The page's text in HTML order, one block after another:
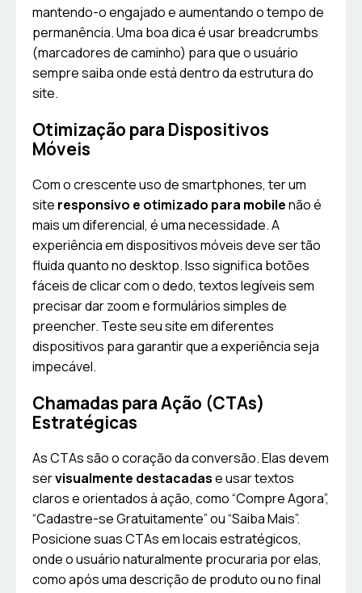
mantendo-o engajado e aumentando o tempo de
permanência. Uma boa dica é usar breadcrumbs
(marcadores de caminho) para que o usuário
sempre saiba onde está dentro da estrutura do
site.
Otimização para Dispositivos
Móveis
Com o crescente uso de smartphones, ter um
site responsivo e otimizado para mobilenão é
mais um diferencial, é uma necessidade. A
experiência em dispositivos móveis deve ser tão
fluida quanto no desktop. Isso significa botões
fáceis de clicar com o dedo, textos legíveis sem
precisar dar zoom e formulários simples de
preencher. Teste seu site em diferentes
dispositivos para garantir que a experiência seja
impecável.
Chamadas para Ação (CTAs)
Estratégicas
As CTAs são o coração da conversão. Elas devem
servisualmente destacadase usar textos
claros e orientados à ação, como “Compre Agora”,
“Cadastre-se Gratuitamente” ou “Saiba Mais”.
Posicione suas CTAs em locais estratégicos,
onde o usuário naturalmente procuraria por elas,
como após uma descrição de produto ou no final